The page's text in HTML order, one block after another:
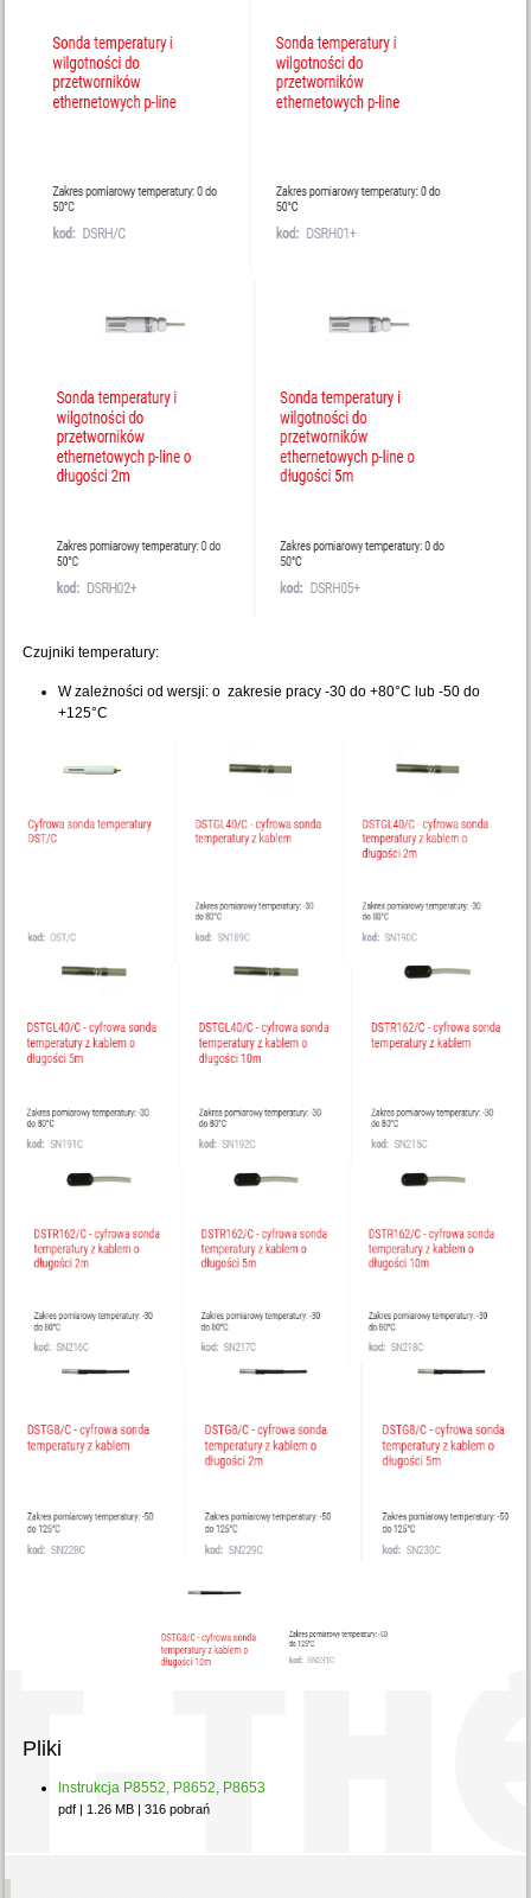
Czujniki temperatury:
W zależności od wersji: o zakresie pracy -30 do +80°C lub -50 do
+125°C
Pliki
Instrukcja P8552, P8652, P8653
pdf | 1.26 MB | 316 pobrań